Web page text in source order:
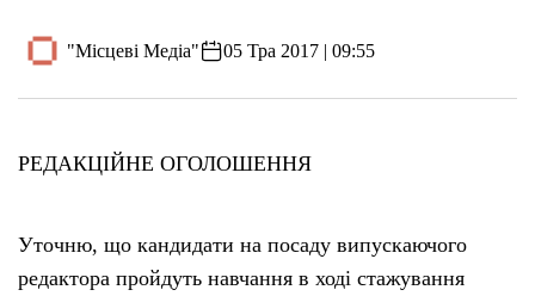
"Місцеві Медіа" 05 Тра 2017 | 09:55
РЕДАКЦІЙНЕ ОГОЛОШЕННЯ
Уточню, що кандидати на посаду випускаючого
редактора пройдуть навчання в ході стажування